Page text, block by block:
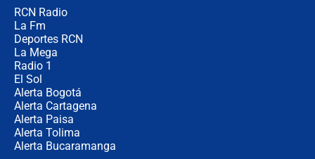
RCN Radio
La Fm
Deportes RCN
La Mega
Radio 1
El Sol
Alerta Bogotá
Alerta Cartagena
Alerta Paisa
Alerta Tolima
Alerta Bucaramanga